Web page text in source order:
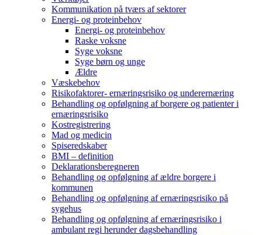
Kommunikation på tværs af sektorer
Energi- og proteinbehov
Energi- og proteinbehov
Raske voksne
Syge voksne
Syge børn og unge
Ældre
Væskebehov
Risikofaktorer- ernæringsrisiko og underernæring
Behandling og opfølgning af borgere og patienter i
ernæringsrisiko
Kostregistrering
Mad og medicin
Spiseredskaber
BMI – definition
Deklarationsberegneren
Behandling og opfølgning af ældre borgere i
kommunen
Behandling og opfølgning af ernæringsrisiko på
sygehus
Behandling og opfølgning af ernæringsrisiko i
ambulant regi herunder dagsbehandling